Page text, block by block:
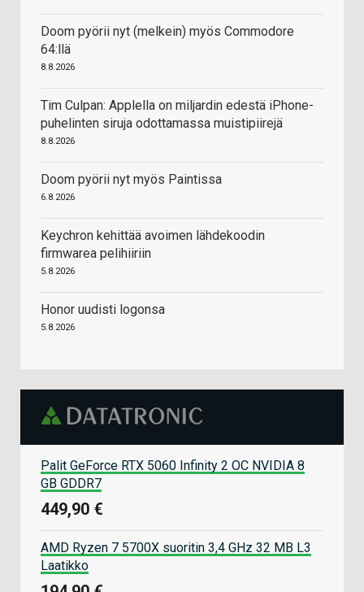
Doom pyörii nyt (melkein) myös Commodore
64:llä
8.8.2026
Tim Culpan: Applella on miljardin edestä iPhone-
puhelinten siruja odottamassa muistipiirejä
8.8.2026
Doom pyörii nyt myös Paintissa
6.8.2026
Keychron kehittää avoimen lähdekoodin
firmwarea pelihiiriin
5.8.2026
Honor uudisti logonsa
5.8.2026
Palit GeForce RTX 5060 Infinity 2 OC NVIDIA 8
GB GDDR7
449,90 €
AMD Ryzen 7 5700X suoritin 3,4 GHz 32 MB L3
Laatikko